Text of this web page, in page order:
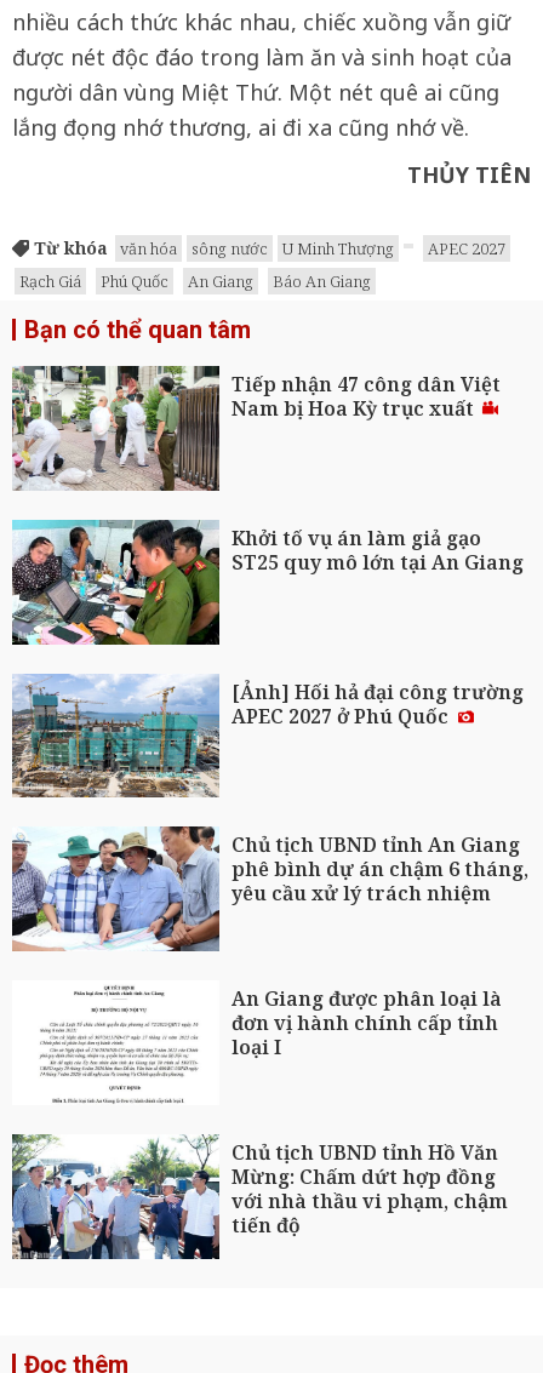
nhiều cách thức khác nhau, chiếc xuồng vẫn giữ
được nét độc đáo trong làm ăn và sinh hoạt của
người dân vùng Miệt Thứ. Một nét quê ai cũng
lắng đọng nhớ thương, ai đi xa cũng nhớ về.
THỦY TIÊN
Từ khóa văn hóa sông nước U Minh Thượng
APEC 2027
Rạch Giá
Phú Quốc An Giang Báo An Giang
Bạn có thể quan tâm
Tiếp nhận 47 công dân Việt
Nam bị Hoa Kỳ trục xuất
Khởi tố vụ án làm giả gạo
ST25 quy mô lớn tại An Giang
[Ảnh] Hối hả đại công trường
APEC 2027 ở Phú Quốc
Chủ tịch UBND tỉnh An Giang
phê bình dự án chậm 6 tháng,
yêu cầu xử lý trách nhiệm
An Giang được phân loại là
đơn vị hành chính cấp tỉnh
loại I
Chủ tịch UBND tỉnh Hồ Văn
Mừng: Chấm dứt hợp đồng
với nhà thầu vi phạm, chậm
tiến độ
Đọc thêm